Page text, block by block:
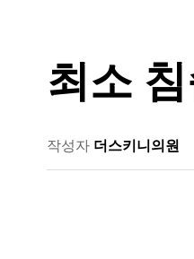
최소
작성자 더스키니의원